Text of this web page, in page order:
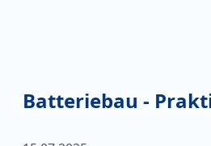
Batteriebau -